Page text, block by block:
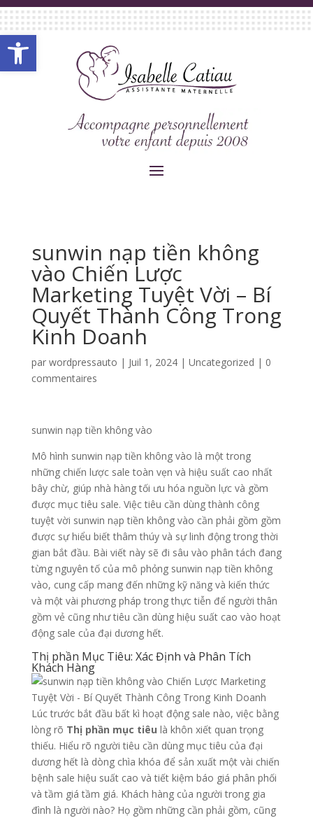
Ouvrir la barre d’outils
sunwin nạp tiền không
vào Chiến Lược
Marketing Tuyệt Vời – Bí
Quyết Thành Công Trong
Kinh Doanh
par wordpressauto | Juil 1, 2024| Uncategorized | 0
commentaires
sunwin nạp tiền không vào
Mô hình sunwin nạp tiền không vào là một trong
những chiến lược sale toàn vẹn và hiệu suất cao nhất
bây chừ, giúp nhà hàng tối ưu hóa nguồn lực và gồm
được mục tiêu sale. Việc tiêu cần dùng thành công
tuyệt vời sunwin nạp tiền không vào cần phải gồm gồm
được sự hiểu biết thâm thúy và sự linh động trong thời
gian bắt đầu. Bài viết này sẽ đi sâu vào phân tách đang
từng nguyên tố của mô phỏng sunwin nạp tiền không
vào, cung cấp mang đến những kỹ năng và kiến thức
và một vài phương pháp trong thực tiễn để người thân
gồm vẻ cũng như tiêu cần dùng hiệu suất cao vào hoạt
động sale của đại dương hết.
Thị phần Mục Tiêu: Xác Định và Phân Tích
Khách Hàng
Lúc trước bắt đầu bất kì hoạt động sale nào, việc bằng
lòng rõ Thị phần mục tiêu là khôn xiết quan trọng
thiếu. Hiểu rõ người tiêu cần dùng mục tiêu của đại
dương hết là dòng chìa khóa để sản xuất một vài chiến
bệnh sale hiệu suất cao và tiết kiệm báo giá phân phối
và tầm giá tầm giá. Khách hàng của người trong gia
đình là người nào? Họ gồm những cần phải gồm, cũng